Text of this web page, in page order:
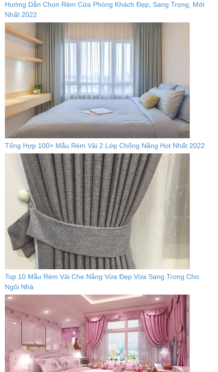
Hướng Dẫn Chọn Rèm Cửa Phòng Khách Đẹp, Sang Trọng, Mới
Nhất 2022
Tổng Hợp 100+ Mẫu Rèm Vải 2 Lớp Chống Nắng Hot Nhất 2022
Top 10 Mẫu Rèm Vải Che Nắng Vừa Đẹp Vừa Sang Trong Cho
Ngôi Nhà